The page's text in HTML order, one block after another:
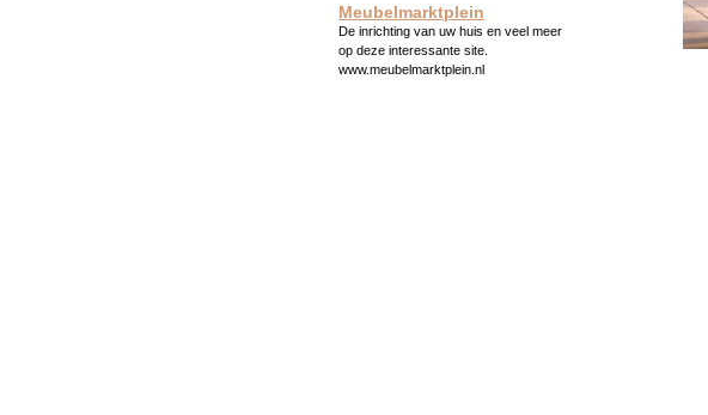
Meubelmarktplein
De inrichting van uw huis en veel meer
op deze interessante site.
www.meubelmarktplein.nl